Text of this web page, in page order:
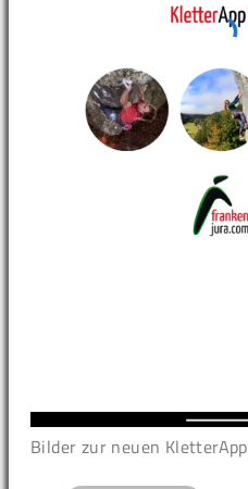
Bilder zur neuen KletterApp